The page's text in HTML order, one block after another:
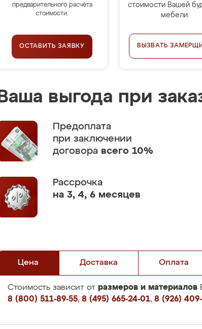
предварительного расчёта
стоимости.
ОСТАВИТЬ ЗАЯВКУ
стоимости Вашей
мебели.
ВЫЗВАТЬ
Ваша выгода при
Предоплата
при заключении
договора всего 10%
Рассрочка
на 3, 4, 6 месяцев
Цена Доставка Оплата
Стоимость зависит от размеров и материалов
8 (800) 511-89-55, 8 (495) 665-24-01, 8 (926)